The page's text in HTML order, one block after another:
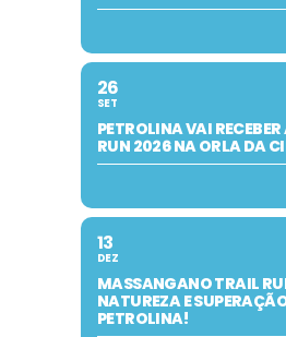
26
SET
PETROLINA VAI
RUN 2026 NA ORLA DA
13
DEZ
MASSANGANO TRAIL
NATUREZA E
PETROLINA!